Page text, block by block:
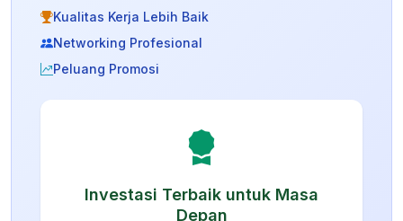
Kualitas Kerja Lebih Baik
Networking Profesional
Peluang Promosi
Investasi Terbaik untuk Masa
Depan